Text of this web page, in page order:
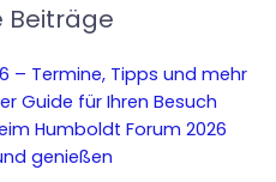
Beiträge
– Termine, Tipps und mehr
Guide für Ihren Besuch
Humboldt Forum 2026
genießen